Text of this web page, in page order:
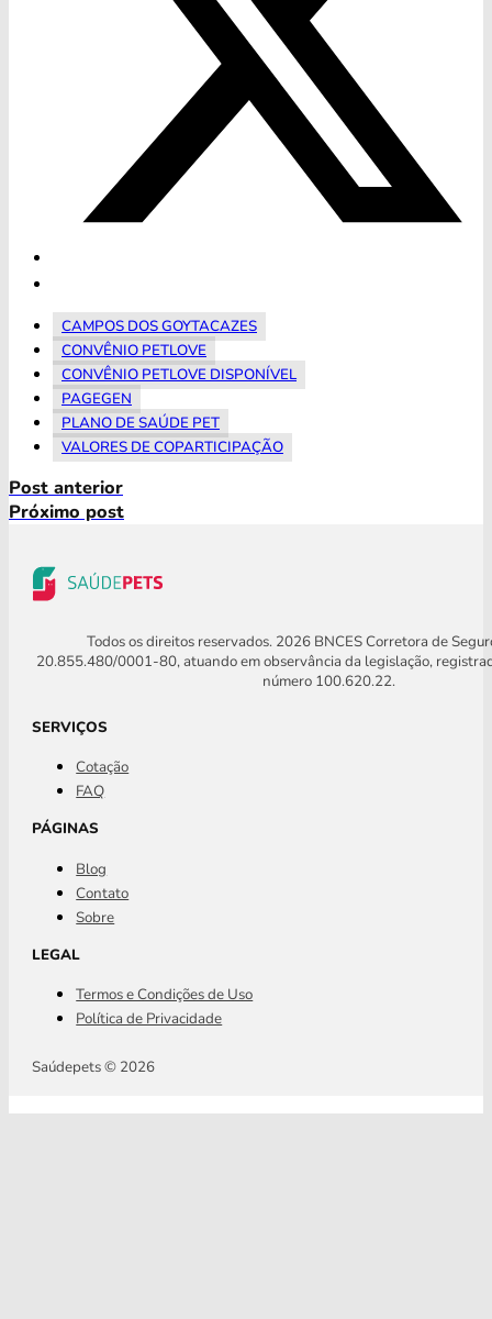
CAMPOS DOS GOYTACAZES
CONVÊNIO PETLOVE
CONVÊNIO PETLOVE DISPONÍVEL
PAGEGEN
PLANO DE SAÚDE PET
VALORES DE COPARTICIPAÇÃO
Post anterior
Próximo post
Todos os direitos reservados. 2026 BNCES Corretora de
20.855.480/0001-80, atuando em observância da legislação,
número 100.620.22.
SERVIÇOS
Cotação
FAQ
PÁGINAS
Blog
Contato
Sobre
LEGAL
Termos e Condições de Uso
Política de Privacidade
Saúdepets © 2026